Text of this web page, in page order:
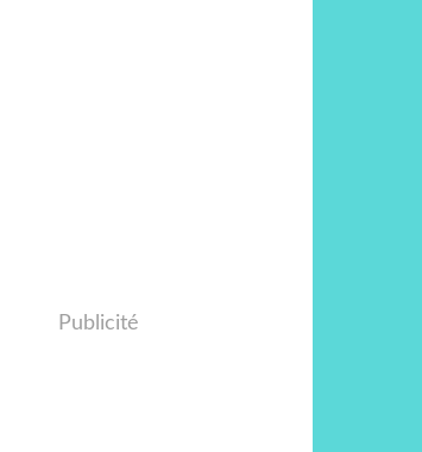
Publicité